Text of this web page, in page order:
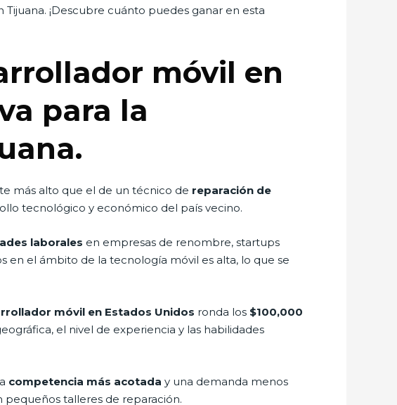
¡Descubre cuánto puedes ganar en esta
móvil en
para la
más alto que el de un técnico de reparación de
tecnológico y económico del país vecino.
laborales en empresas de renombre, startups
en el ámbito de la tecnología móvil es alta, lo que se
móvil en Estados Unidos ronda los $100,000
el nivel de experiencia y las habilidades
competencia más acotada y una demanda menos
talleres de reparación.